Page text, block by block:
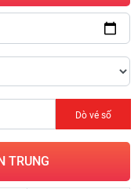
Dò vé số
TRUNG